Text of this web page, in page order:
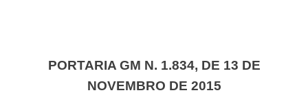
PORTARIA GM N. 1.834, DE 13 DE
NOVEMBRO DE 2015